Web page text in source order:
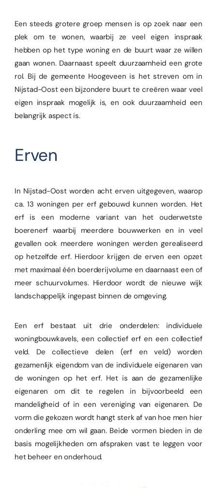
Een steeds grotere groep mensen is op zoek naar een
plek om te wonen, waarbij ze veel eigen inspraak
hebben op het type woning en de buurt waar ze willen
gaan wonen. Daarnaast speelt duurzaamheid een grote
rol. Bij de gemeente Hoogeveen is het streven om in
Nijstad-Oost een bijzondere buurt te creëren waar veel
eigen inspraak mogelijk is, en ook duurzaamheid een
belangrijk aspect is.
Erven
In Nijstad-Oost worden acht erven uitgegeven, waarop
ca. 13 woningen per erf gebouwd kunnen worden. Het
erf is een moderne variant van het ouderwetste
boerenerf waarbij meerdere bouwwerken en in veel
gevallen ook meerdere woningen werden gerealiseerd
op hetzelfde erf. Hierdoor krijgen de erven een opzet
met maximaal één boerderijvolume en daarnaast een of
meer schuurvolumes. Hierdoor wordt de nieuwe wijk
landschappelijk ingepast binnen de omgeving.
Een erf bestaat uit drie onderdelen: individuele
woningbouwkavels, een collectief erf en een collectief
veld. De collectieve delen (erf en veld) worden
gezamenlijk eigendom van de individuele eigenaren van
de woningen op het erf. Het is aan de gezamenlijke
eigenaren om dit te regelen in bijvoorbeeld een
mandeligheid of in een vereniging van eigenaren. De
vorm die gekozen wordt hangt sterk af van hoe men hier
onderling mee om wil gaan. Beide vormen bieden in de
basis mogelijkheden om afspraken vast te leggen voor
het beheer en onderhoud.